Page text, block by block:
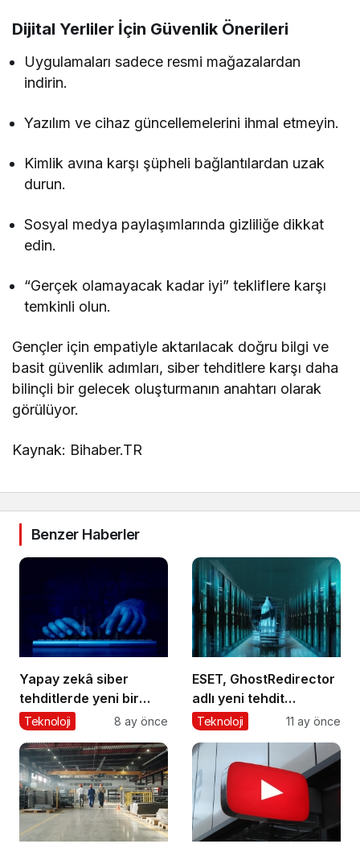
Dijital Yerliler İçin Güvenlik Önerileri
Uygulamaları sadece resmi mağazalardan
indirin.
Yazılım ve cihaz güncellemelerini ihmal etmeyin.
Kimlik avına karşı şüpheli bağlantılardan uzak
durun.
Sosyal medya paylaşımlarında gizliliğe dikkat
edin.
“Gerçek olamayacak kadar iyi” tekliflere karşı
temkinli olun.
Gençler için empatiyle aktarılacak doğru bilgi ve
basit güvenlik adımları, siber tehditlere karşı daha
bilinçli bir gelecek oluşturmanın anahtarı olarak
görülüyor.
Kaynak: Bihaber.TR
Benzer Haberler
Yapay zekâ siber
tehditlerde yeni bir
dönemi başlatıyor
Teknoloji 8 ay önce
ESET, GhostRedirector
adlı yeni tehdit
aktörünü keşfetti
Teknoloji 11 ay önce